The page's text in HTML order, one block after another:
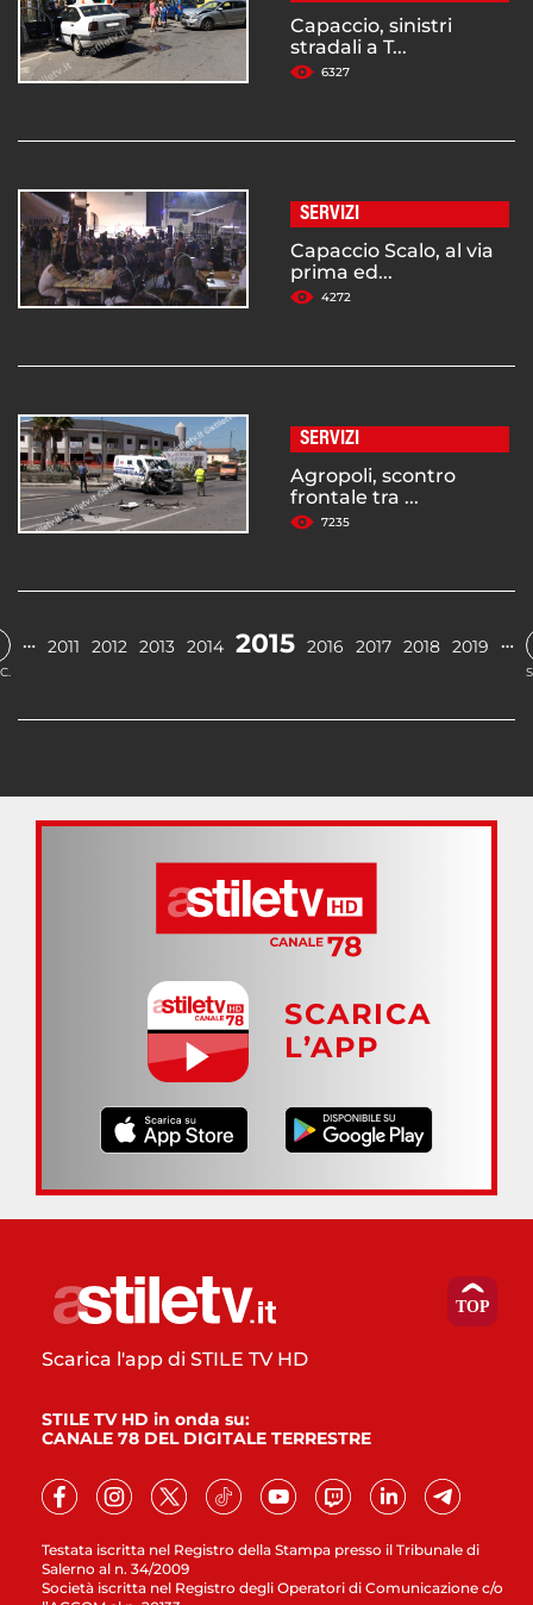
Capaccio, sinistri
stradali a T...
6327
SERVIZI
Capaccio Scalo, al via
prima ed...
4272
SERVIZI
Agropoli, scontro
frontale tra ...
7235
… 2011 2012 2013 2014 2015 2016 2017 2018 2019 …
SCARICA
L’APP
Testata iscritta nel Registro della Stampa presso il Tribunale di
Salerno al n. 34/2009
Società iscritta nel Registro degli Operatori di Comunicazione c/o
Scarica l'app di STILE TV HD
STILE TV HD in onda su:
CANALE 78 DEL DIGITALE TERRESTRE